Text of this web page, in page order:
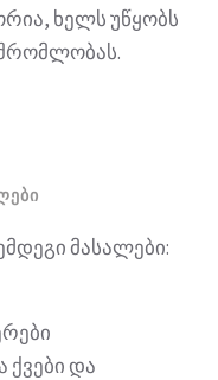
ხელს უწყობს
მასალები:
ქვები და